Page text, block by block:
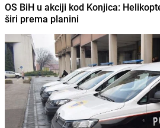
OS BiH u akciji kod Konjica:
širi prema planini